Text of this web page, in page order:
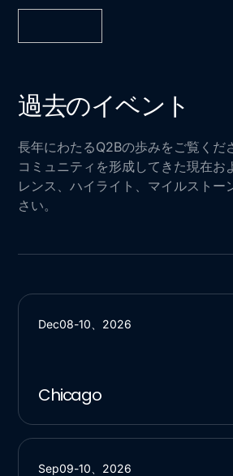
過去のイベント
長年にわたるQ2Bの歩みをご覧くだ
コミュニティを形成してきた現在お
レンス、ハイライト、マイルストー
さい。
Dec08-10 2026
Chicago
Sep09-10 2026